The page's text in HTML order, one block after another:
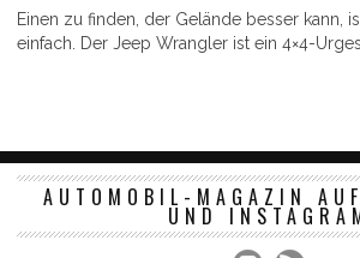
Einen zu finden, der Gelände besser kann,
einfach. Der Jeep Wrangler ist ein 4×4-
AUTOMOBIL-MAGAZIN AUF
UND